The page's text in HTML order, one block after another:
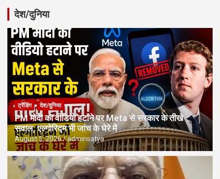
देश/दुनिया
ट्रेंडिंग देश/दुनिया
PM मोदी का वीडियो हटाने पर Meta से सरकार के तीखे
सवाल, एल्गोरिद्म भी जांच के घेरे में
August 5, 2026 adminsatya